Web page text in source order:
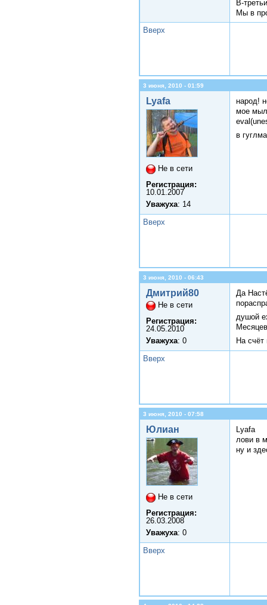
В-
Мы в
Вверх
3 июня, 2010 - 01:59
Lyafa
Не в сети
Регистрация:
10.01.2007
Уважуха: 14
народ!
мое
в
Вверх
3 июня, 2010 - 06:43
Дмитрий80
Не в сети
Регистрация:
24.05.2010
Уважуха: 0
Да
душой
На
Вверх
3 июня, 2010 - 07:58
Юлиан
Не в сети
Регистрация:
26.03.2008
Уважуха: 0
Lyafa
лови в
ну и
Вверх